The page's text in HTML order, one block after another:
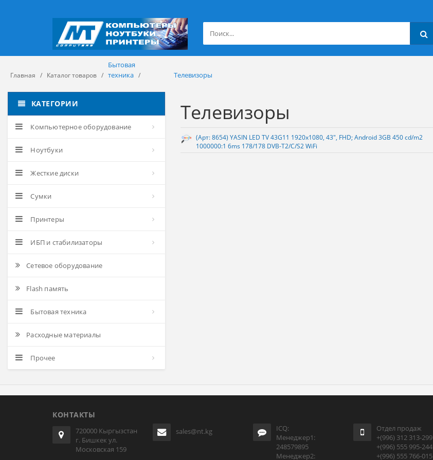
Главная Каталог товаров
Бытовая
техника
Телевизоры
КАТЕГОРИИ
Компьютерное оборудование
Ноутбуки
Жесткие диски
Сумки
Принтеры
ИБП и стабилизаторы
Сетевое оборудование
Flash память
Бытовая техника
Расходные материалы
Прочее
Телевизоры
(Арт: 8654) YASIN LED TV 43G11 1920х1080, 43", FHD; Android 3GB 450 cd/m2
1000000:1 6ms 178/178 DVB-T2/C/S2 WiFi
КОНТАКТЫ
720000 Кыргызстан
г. Бишкек ул.
Московская 159
sales@nt.kg
ICQ:
Менеджер1:
248579895
Менеджер2:
Отдел продаж
+(996) 312 313-299
+(996) 555 995-244
+(996) 555 766-015